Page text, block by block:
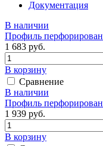
Документация
В наличии
Профиль
1 683 руб.
В корзину
Сравнение
В наличии
Профиль
1 939 руб.
В корзину